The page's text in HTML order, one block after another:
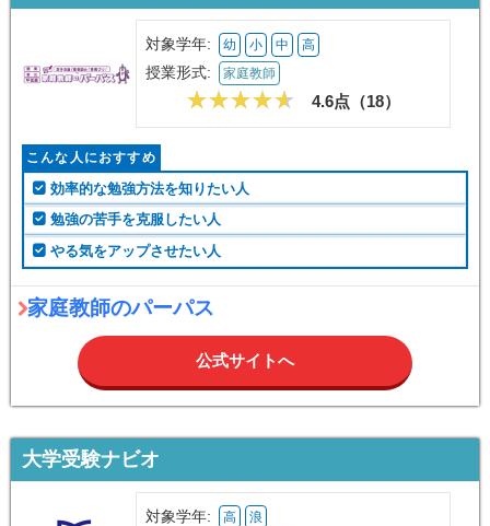
対象学年: 幼 小 中 高
授業形式: 家庭教師
4.6点（18）
こんな人におすすめ
効率的な勉強方法を知りたい人
勉強の苦手を克服したい人
やる気をアップさせたい人
家庭教師のパーパス
公式サイトへ
大学受験ナビオ
対象学年: 高 浪